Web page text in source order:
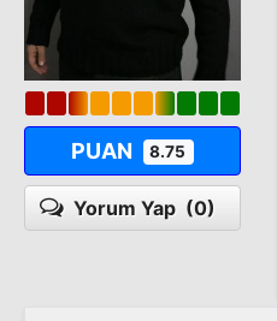
PUAN 8.75
Yorum Yap (0)